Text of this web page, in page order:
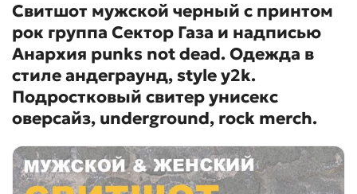
Свитшот мужской черный с принтом
рок группа Сектор Газа и надписью
Анархия punks not dead. Одежда в
стиле андеграунд, style y2k.
Подростковый свитер унисекс
оверсайз, underground, rock merch.